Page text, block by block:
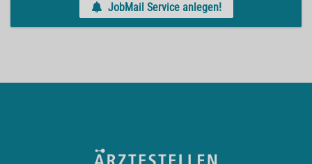
JobMail Service anlegen!